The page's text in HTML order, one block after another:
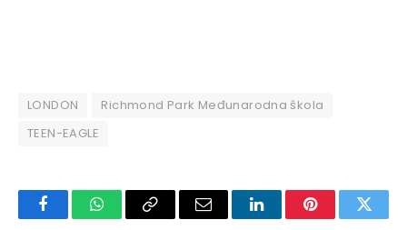
LONDON
Richmond Park Međunarodna škola
TEEN-EAGLE
FacebookWhatsAppCopy
Email LinkedInPinterest